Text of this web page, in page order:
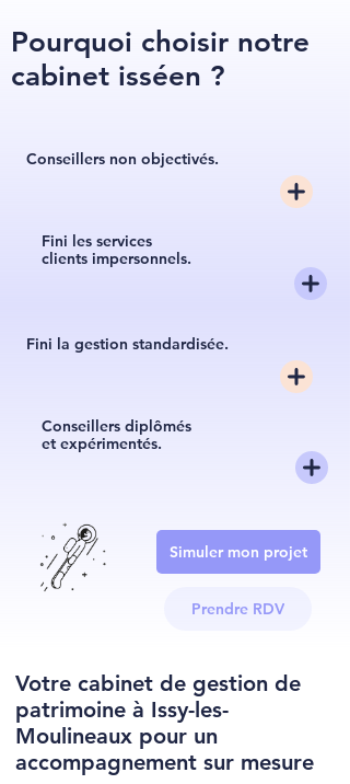
Pourquoi choisir notre
cabinet isséen ?
Conseillers non objectivés.
Fini les services
clients impersonnels.
Fini la gestion standardisée.
Conseillers diplômés
et expérimentés.
Simuler mon projet
Prendre RDV
Votre cabinet de gestion de
patrimoine à Issy-les-
Moulineaux pour un
accompagnement sur mesure